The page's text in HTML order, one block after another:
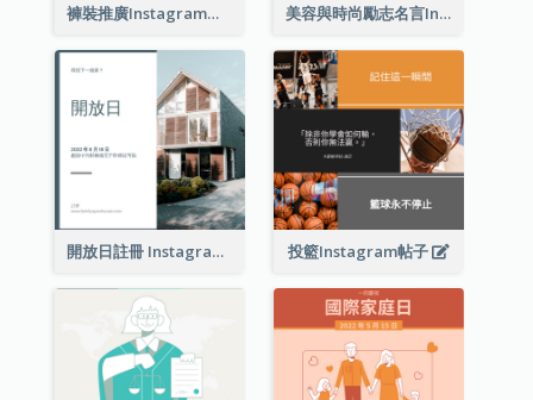
褲裝推廣Instagram帖子 美容與時尚勵志名言Instagram帖子
開放日註冊 Instagram 帖子 投籃Instagram帖子